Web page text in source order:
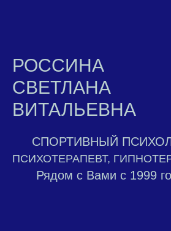
РОССИНА
СВЕТЛАНА
ВИТАЛЬЕВНА
СПОРТИВНЫЙ
ПСИХОТЕРАПЕВТ,
Рядом с Вами с 1999